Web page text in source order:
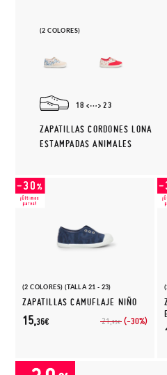
(2 COLORES)
18 23
ZAPATILLAS CORDONES LONA
ESTAMPADAS ANIMALES
(2 COLORES) (TALLA 21 - 23)
ZAPATILLAS CAMUFLAJE NIÑO
21,95€ (-30%)
15,36€